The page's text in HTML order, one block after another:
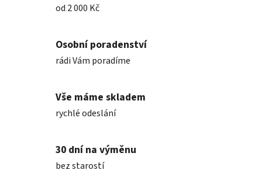
od 2 000 Kč
Osobní poradenství
rádi Vám poradíme
Vše máme skladem
rychlé odeslání
30 dní na výměnu
bez starostí